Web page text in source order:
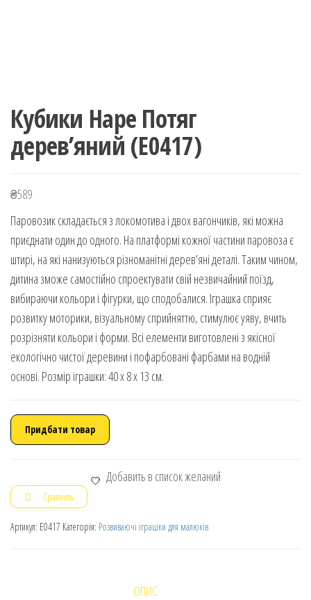
Кубики Hape Потяг
дерев’яний (Е0417)
₴589
Паровозик складається з локомотива і двох вагончиків, які можна
приєднати один до одного. На платформі кожної частини паровоза є
штирі, на які нанизуються різноманітні дерев’яні деталі. Таким чином,
дитина зможе самостійно спроектувати свій незвичайний поїзд,
вибираючи кольори і фігурки, що сподобалися. Іграшка сприяє
розвитку моторики, візуальному сприйняттю, стимулює уяву, вчить
розрізняти кольори і форми. Всі елементи виготовлені з якісної
екологічно чистої деревини і пофарбовані фарбами на водній
основі. Розмір іграшки: 40 х 8 х 13 см.
Придбати товар
Добавить в список желаний
Сравнить
Артикул: Е0417 Категорія: Розвиваючі іграшки для малюків
ОПИС